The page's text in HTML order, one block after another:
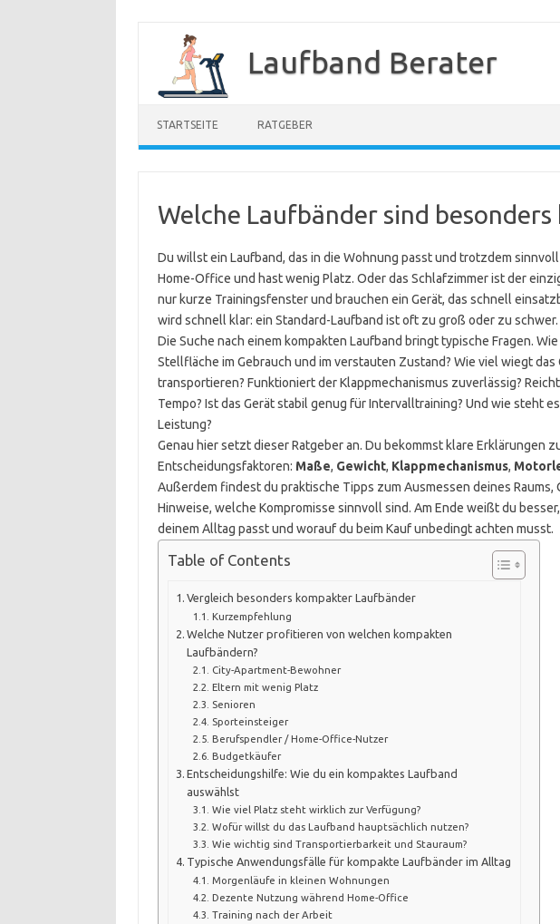
springen
Laufband Berater
STARTSEITE RATGEBER
Welche Laufbänder sind besonders
Du willst ein Laufband, das in die Wohnung passt und trotzdem
Home-Office und hast wenig Platz. Oder das Schlafzimmer ist der
nur kurze Trainingsfenster und brauchen ein Gerät, das schnell
wird schnell klar: ein Standard-Laufband ist oft zu groß oder zu schwer.
Die Suche nach einem kompakten Laufband bringt typische Fragen.
Stellfläche im Gebrauch und im verstauten Zustand? Wie viel wiegt das
transportieren? Funktioniert der Klappmechanismus zuverlässig?
Tempo? Ist das Gerät stabil genug für Intervalltraining? Und wie steht
Leistung?
Genau hier setzt dieser Ratgeber an. Du bekommst klare Erklärungen
Entscheidungsfaktoren: Maße, Gewicht, Klappmechanismus,
Außerdem findest du praktische Tipps zum Ausmessen deines Raums,
Hinweise, welche Kompromisse sinnvoll sind. Am Ende weißt du
deinem Alltag passt und worauf du beim Kauf unbedingt achten musst.
Table of Contents
Vergleich besonders kompakter Laufbänder
Kurzempfehlung
Welche Nutzer profitieren von welchen kompakten
Laufbändern?
City-Apartment-Bewohner
Eltern mit wenig Platz
Senioren
Sporteinsteiger
Berufspendler / Home-Office-Nutzer
Budgetkäufer
Entscheidungshilfe: Wie du ein kompaktes Laufband
auswählst
Wie viel Platz steht wirklich zur Verfügung?
Wofür willst du das Laufband hauptsächlich nutzen?
Wie wichtig sind Transportierbarkeit und Stauraum?
Typische Anwendungsfälle für kompakte Laufbänder im Alltag
Morgenläufe in kleinen Wohnungen
Dezente Nutzung während Home-Office
Training nach der Arbeit